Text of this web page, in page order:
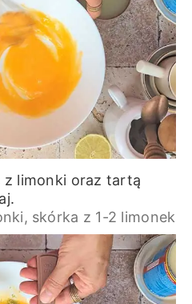
z limonki oraz tartą
skórka z 1-2 limonek